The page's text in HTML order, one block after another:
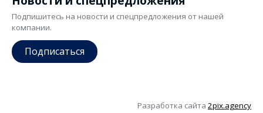
Подпишитесь на новости и спецпредложения от нашей
компании.
Подписаться
Разработка сайта 2pix.agency